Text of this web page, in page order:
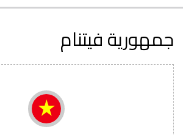
جمهورية فيتنام